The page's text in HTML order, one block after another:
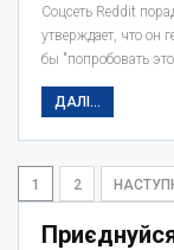
Соцсеть Reddit
утверждает, что он
бы "попробовать
ДАЛІ...
1 2